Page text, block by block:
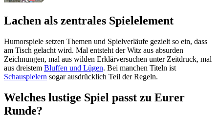
Lachen als zentrales Spielelement
Humorspiele setzen Themen und Spielverläufe gezielt so ein, dass
am Tisch gelacht wird. Mal entsteht der Witz aus absurden
Zeichnungen, mal aus wilden Erklärversuchen unter Zeitdruck, mal
aus dreistem Bluffen und Lügen. Bei manchen Titeln ist
Schauspielern sogar ausdrücklich Teil der Regeln.
Welches lustige Spiel passt zu Eurer
Runde?